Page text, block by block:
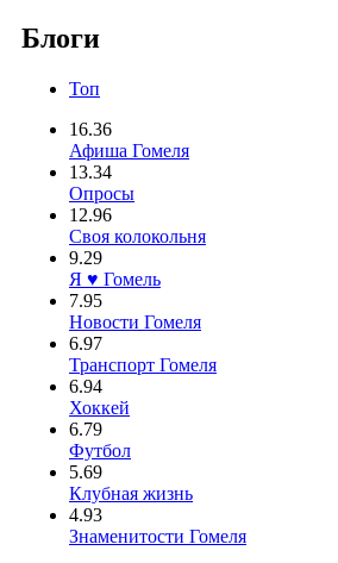
Блоги
Топ
16.36
Афиша Гомеля
13.34
Опросы
12.96
Своя колокольня
9.29
Я ♥ Гомель
7.95
Новости Гомеля
6.97
Транспорт Гомеля
6.94
Хоккей
6.79
Футбол
5.69
Клубная жизнь
4.93
Знаменитости Гомеля